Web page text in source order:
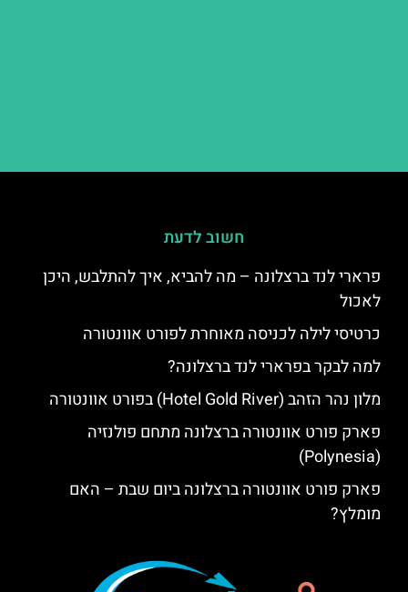
חשוב לדעת
פרארי לנד ברצלונה – מה להביא, איך להתלבש, היכן
לאכול
כרטיסי לילה לכניסה מאוחרת לפורט אוונטורה
למה לבקר בפרארי לנד ברצלונה?
מלון נהר הזהב (Hotel Gold River) בפורט אוונטורה
פארק פורט אוונטורה ברצלונה מתחם פולנזיה
(Polynesia)
פארק פורט אוונטורה ברצלונה ביום שבת – האם
מומלץ?